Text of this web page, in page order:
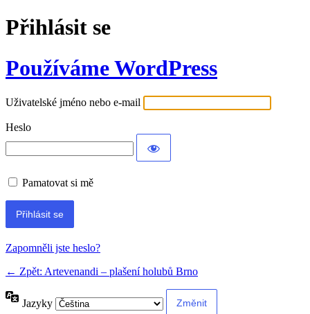
Přihlásit se
Používáme WordPress
Uživatelské jméno nebo e-mail
Heslo
Pamatovat si mě
Zapomněli jste heslo?
← Zpět: Artevenandi – plašení holubů Brno
Jazyky